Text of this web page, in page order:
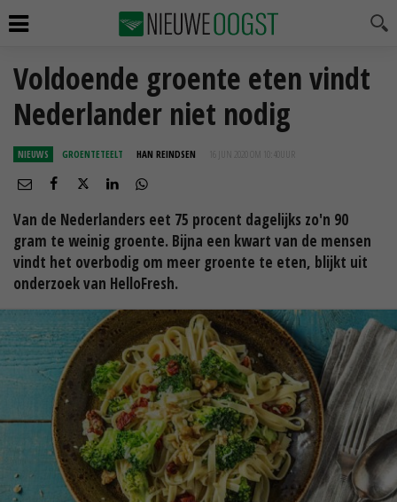
Voldoende groente eten vindt
Nederlander niet nodig
NIEUWS GROENTETEELT HAN REINDSEN 16 JUN 2020 OM 10:40
Van de Nederlanders eet 75 procent dagelijks zo'n 90
gram te weinig groente. Bijna een kwart van de mensen
vindt het overbodig om meer groente te eten, blijkt uit
onderzoek van HelloFresh.